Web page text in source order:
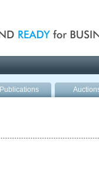
Publications